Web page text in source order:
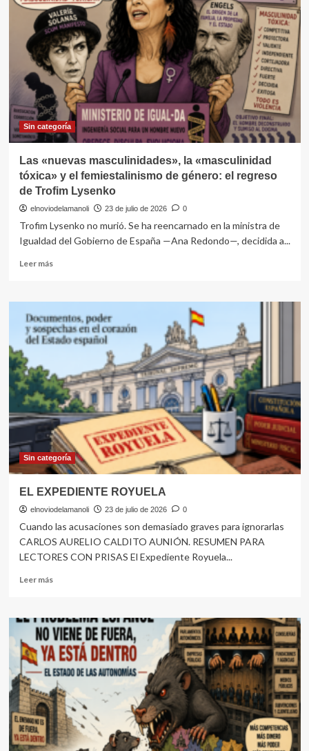
oposición?
Sin categoría
Las «nuevas masculinidades», la «masculinidad
tóxica» y el femiestalinismo de género: el regreso
de Trofim Lysenko
elnoviodelamanoli 23 de julio de 2026 0
Trofim Lysenko no murió. Se ha reencarnado en la ministra de
Igualdad del Gobierno de España —Ana Redondo—, decidida a...
Leer másLeer
Las
«nuevas
masculinidades»,
la
y
el
femiestalinismo
de
género:
el
regreso
de
Lysenko
Sin categoría
EL EXPEDIENTE ROYUELA
elnoviodelamanoli 23 de julio de 2026 0
Cuando las acusaciones son demasiado graves para ignorarlas
CARLOS AURELIO CALDITO AUNIÓN. RESUMEN PARA
LECTORES CON PRISAS El Expediente Royuela...
Leer másLeer
EL
EXPEDIENTE
ROYUELA